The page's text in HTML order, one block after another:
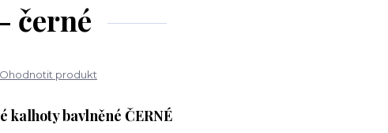
černé
Ohodnotit produkt
kalhoty bavlněné ČERNÉ